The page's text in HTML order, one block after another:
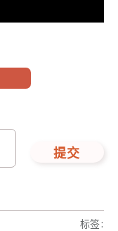
提交
标签: